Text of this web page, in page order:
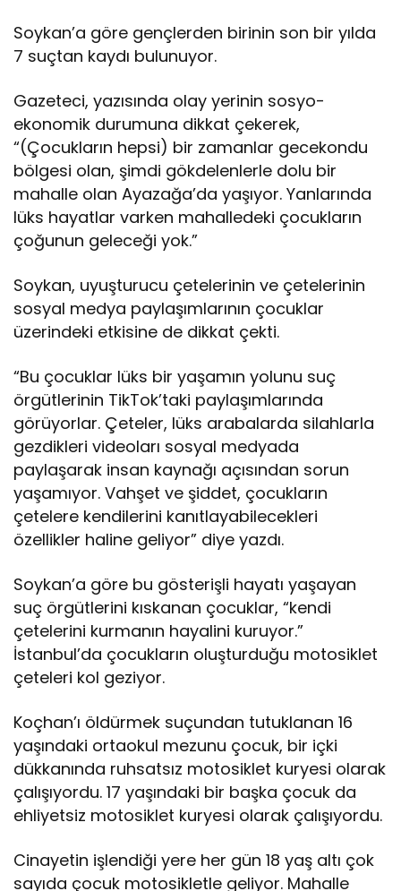
Soykan’a göre gençlerden birinin son bir yılda
7 suçtan kaydı bulunuyor.
Gazeteci, yazısında olay yerinin sosyo-
ekonomik durumuna dikkat çekerek,
“(Çocukların hepsi) bir zamanlar gecekondu
bölgesi olan, şimdi gökdelenlerle dolu bir
mahalle olan Ayazağa’da yaşıyor. Yanlarında
lüks hayatlar varken mahalledeki çocukların
çoğunun geleceği yok.”
Soykan, uyuşturucu çetelerinin ve çetelerinin
sosyal medya paylaşımlarının çocuklar
üzerindeki etkisine de dikkat çekti.
“Bu çocuklar lüks bir yaşamın yolunu suç
örgütlerinin TikTok’taki paylaşımlarında
görüyorlar. Çeteler, lüks arabalarda silahlarla
gezdikleri videoları sosyal medyada
paylaşarak insan kaynağı açısından sorun
yaşamıyor. Vahşet ve şiddet, çocukların
çetelere kendilerini kanıtlayabilecekleri
özellikler haline geliyor” diye yazdı.
Soykan’a göre bu gösterişli hayatı yaşayan
suç örgütlerini kıskanan çocuklar, “kendi
çetelerini kurmanın hayalini kuruyor.”
İstanbul’da çocukların oluşturduğu motosiklet
çeteleri kol geziyor.
Koçhan’ı öldürmek suçundan tutuklanan 16
yaşındaki ortaokul mezunu çocuk, bir içki
dükkanında ruhsatsız motosiklet kuryesi olarak
çalışıyordu. 17 yaşındaki bir başka çocuk da
ehliyetsiz motosiklet kuryesi olarak çalışıyordu.
Cinayetin işlendiği yere her gün 18 yaş altı çok
sayıda çocuk motosikletle geliyor. Mahalle